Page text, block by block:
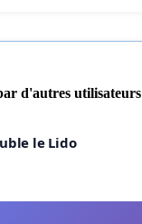
d'autres utilisateurs
le Lido